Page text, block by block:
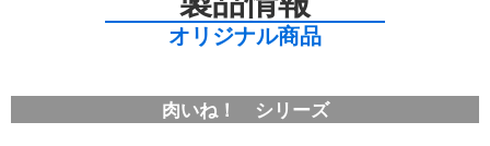
オリジナル商品
肉いね！ シリーズ